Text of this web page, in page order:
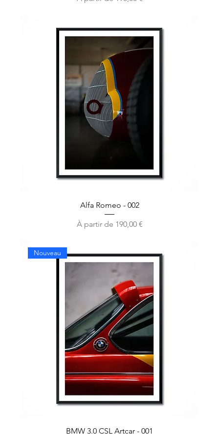
Alfa Romeo - 002
À partir de 190,00 €
Prix promotionnel
Nouveau
BMW 3.0 CSL Artcar - 001